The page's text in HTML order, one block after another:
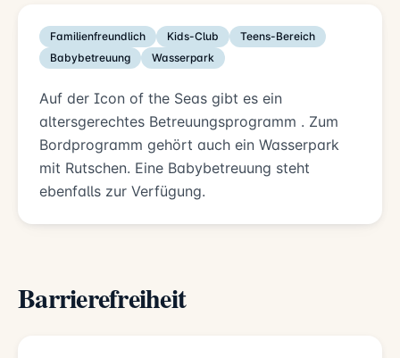
Familienfreundlich Kids-Club
Teens-Bereich
Babybetreuung
Wasserpark
Auf der Icon of the Seas gibt es ein
altersgerechtes Betreuungsprogramm . Zum
Bordprogramm gehört auch ein Wasserpark
mit Rutschen. Eine Babybetreuung steht
ebenfalls zur Verfügung.
Barrierefreiheit